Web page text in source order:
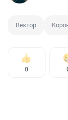
Вектор
0